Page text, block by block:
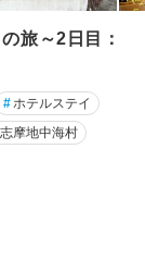
旅～2日目：
#ホテルステイ
志摩地中海村